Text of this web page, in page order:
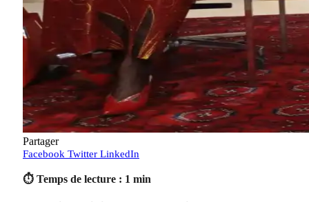
Partager
Facebook Twitter LinkedIn
⏱ Temps de lecture : 1 min